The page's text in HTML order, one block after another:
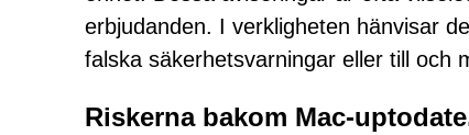
erbjudanden. I verkligheten hänvisar
falska säkerhetsvarningar eller till och
Riskerna bakom Mac-